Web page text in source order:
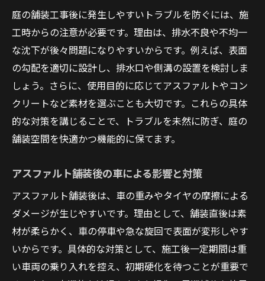
庭の舗装工事後に発生しやすいトラブルを防ぐには、施
工時からの注意が必要です。理由は、排水不良や不均一
な沈下が後々問題になりやすいからです。例えば、表面
の勾配を適切に設計し、排水口や側溝の設置を検討しま
しょう。さらに、使用目的に応じてアスファルトやコン
クリートなど素材を選ぶことも大切です。これらの具体
的な対策を講じることで、トラブルを未然に防ぎ、庭の
舗装空間を快適かつ機能的に保てます。
アスファルト舗装後の車による影響と対策
アスファルト舗装後は、車の重みやタイヤの摩擦による
ダメージが生じやすいです。理由として、舗装直後は素
材が柔らかく、車の停車や急な旋回で表面が変形しやす
いからです。具体的な対策として、施工後一定期間は重
い車両の乗り入れを控え、初期硬化を待つことが重要で